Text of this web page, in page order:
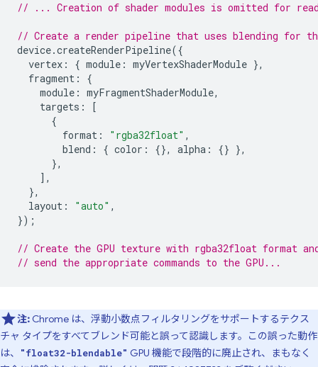
// ... Creation of shader modules is omitted for
// Create a render pipeline that uses blending for
device.createRenderPipeline({
vertex : { module : myVertexShaderModule },
fragment :
{
module : myFragmentShaderModule,
targets :
[
{
format : "rgba32float" ,
blend : { color : {}, alpha : {} },
},
],
},
layout : "auto" ,
});
// Create the GPU texture with rgba32float format
// send the appropriate commands to the GPU...
注: Chrome は、浮動小数点フィルタリングをサポートするテクス
チャ タイプをすべてブレンド可能と誤って認識します。この誤った動作
は、
"float32-blendable" GPU 機能で段階的に廃止され、まもなく